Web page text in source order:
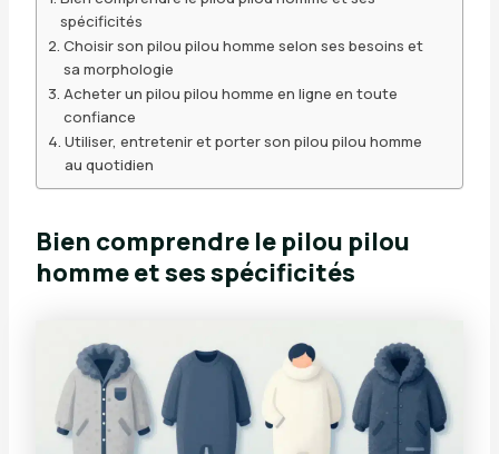
spécificités
Choisir son pilou pilou homme selon ses besoins et
sa morphologie
Acheter un pilou pilou homme en ligne en toute
confiance
Utiliser, entretenir et porter son pilou pilou homme
au quotidien
Bien comprendre le pilou pilou
homme et ses spécificités